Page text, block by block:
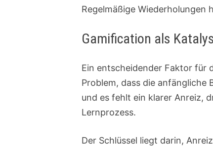
Regelmäßige Wiederholungen
Gamification als
Ein entscheidender Faktor für
Problem, dass die anfängliche
und es fehlt ein klarer Anreiz,
Lernprozess.
Der Schlüssel liegt darin,